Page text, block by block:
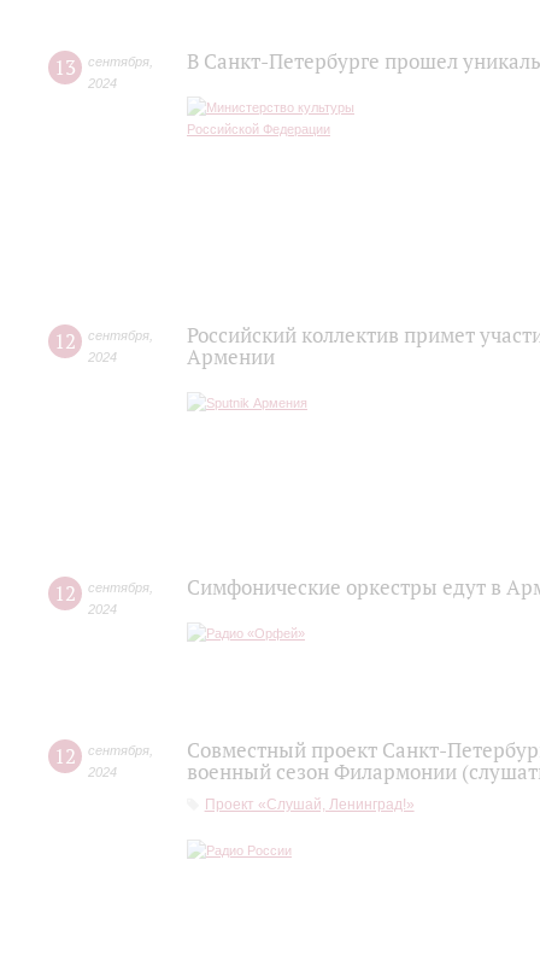
13 сентября
2024
В Санкт-Петербурге прошел
12 сентября
2024
Российский коллектив примет
Армении
12 сентября
2024
Симфонические оркестры едут в
12 сентября
2024
Совместный проект Санкт-
военный сезон Филармонии
Проект «Слушай, Ленинград!»